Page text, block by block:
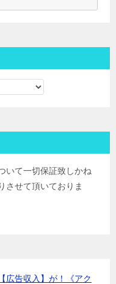
いて一切保証致しかね
させて頂いておりま
広告収入】が！《アク